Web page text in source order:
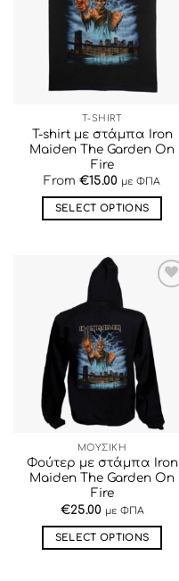
ΕΠΙΘΥΜΙΏΝ
T-SHIRT
T-shirt με στάμπα Iron
Maiden The Garden On
Fire
From €15.00 με ΦΠΑ
SELECT OPTIONS
προϊόν
έχει
πολλαπλές
παραλλαγές.
Οι
επιλογές
μπορούν
επιλεγούν
σελίδα
του
προϊόντος
ΠΡΟΣΘΉΚΗ
ΣΤΗΝ ΛΊΣΤΑ
ΕΠΙΘΥΜΙΏΝ
ΜΟΥΣΙΚΗ
Φούτερ με στάμπα Iron
Maiden The Garden On
Fire
€25.00 με ΦΠΑ
SELECT OPTIONS